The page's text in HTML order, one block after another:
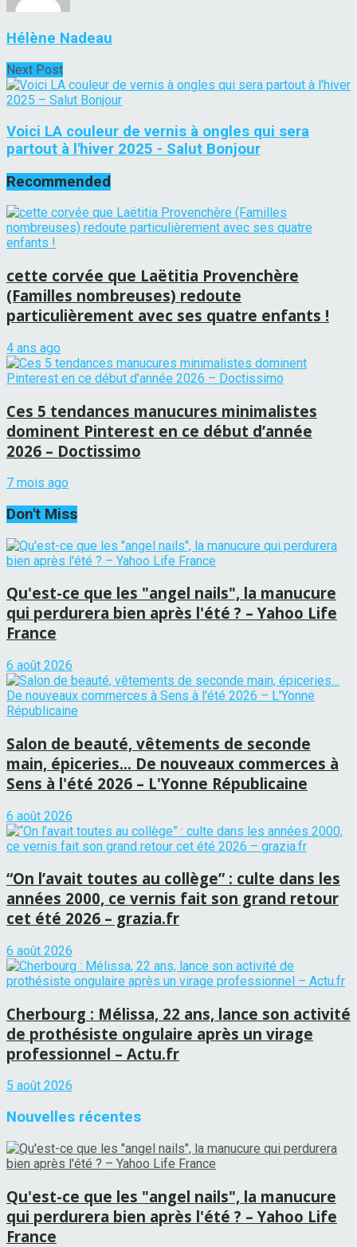
Hélène Nadeau
Next Post
Voici LA couleur de vernis à ongles qui sera
partout à l'hiver 2025 - Salut Bonjour
Recommended
cette corvée que Laëtitia Provenchère
(Familles nombreuses) redoute
particulièrement avec ses quatre enfants !
4 ans ago
Ces 5 tendances manucures minimalistes
dominent Pinterest en ce début d’année
2026 – Doctissimo
7 mois ago
Don't Miss
Qu'est-ce que les "angel nails", la manucure
qui perdurera bien après l'été ? – Yahoo Life
France
6 août 2026
Salon de beauté, vêtements de seconde
main, épiceries… De nouveaux commerces à
Sens à l'été 2026 – L'Yonne Républicaine
6 août 2026
“On l’avait toutes au collège” : culte dans les
années 2000, ce vernis fait son grand retour
cet été 2026 – grazia.fr
6 août 2026
Cherbourg : Mélissa, 22 ans, lance son activité
de prothésiste ongulaire après un virage
professionnel – Actu.fr
5 août 2026
Nouvelles récentes
Qu'est-ce que les "angel nails", la manucure
qui perdurera bien après l'été ? – Yahoo Life
France